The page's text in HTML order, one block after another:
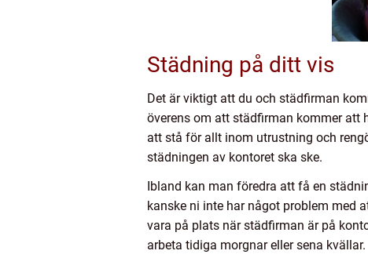
Städning på ditt vis
Det är viktigt att du och städfirman
överens om att städfirman kommer att
att stå för allt inom utrustning och
städningen av kontoret ska ske.
Ibland kan man föredra att få en
kanske ni inte har något problem med
vara på plats när städfirman är på
arbeta tidiga morgnar eller sena kvällar.